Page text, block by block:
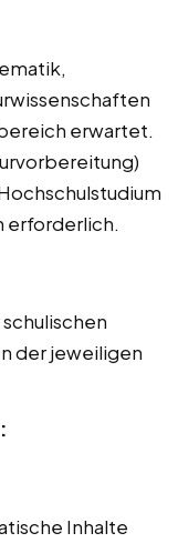
erwartet.
erforderlich.
der jeweiligen
Inhalte